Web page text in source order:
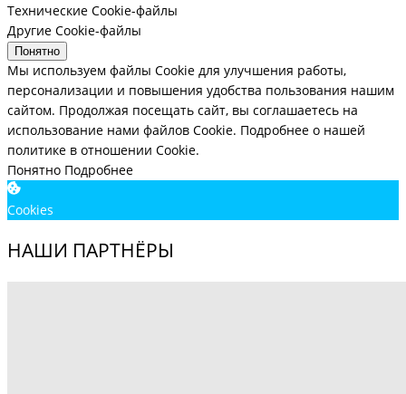
Технические Cookie-файлы
Другие Cookie-файлы
Понятно
Мы используем файлы Cookie для улучшения работы,
персонализации и повышения удобства пользования нашим
сайтом. Продолжая посещать сайт, вы соглашаетесь на
использование нами файлов Cookie. Подробнее о нашей
политике в отношении Cookie.
Понятно Подробнее
Cookies
НАШИ ПАРТНЁРЫ